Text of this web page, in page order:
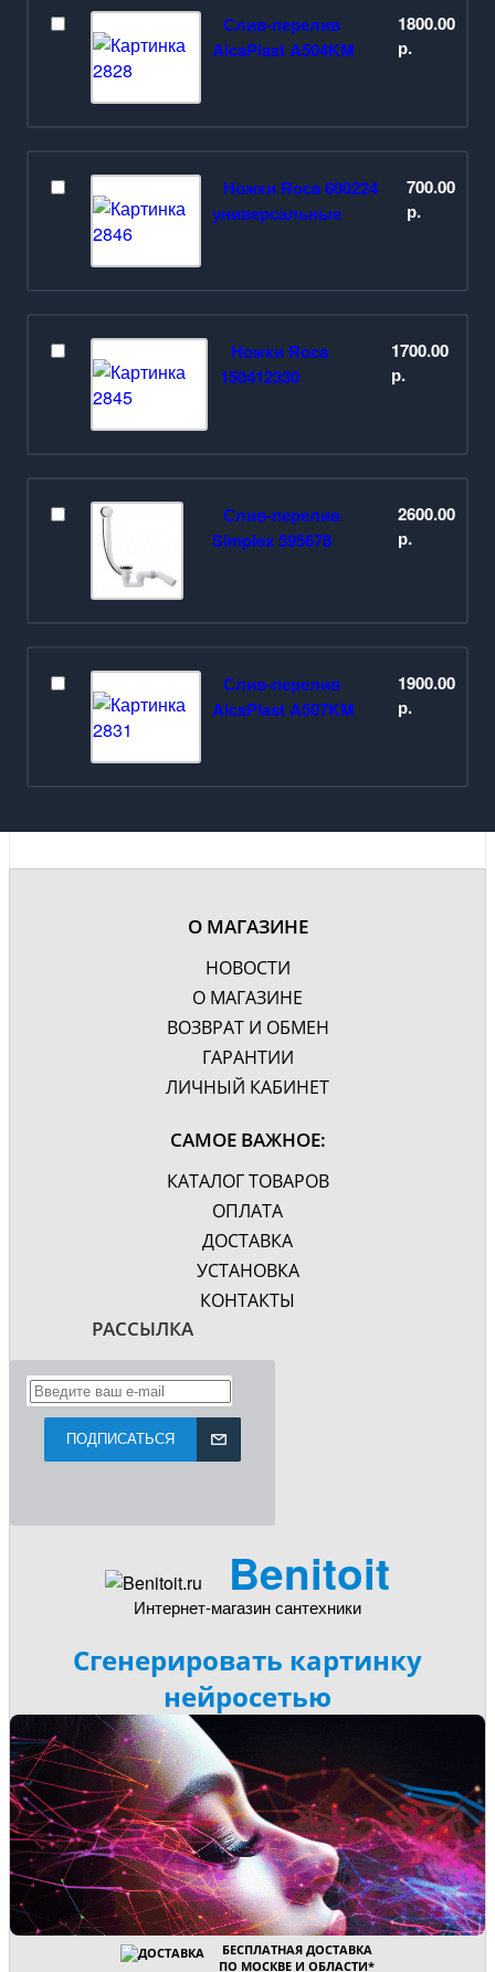
Материал
Вид установки Пристенная
Антискользящее
Гарантия, лет 10
Слив-перелив
AlcaPlast A504KM
1800.00
р.
Ножки Roca 600224
универсальные
700.00
р.
Ножки Roca
150412330
1700.00
р.
Слив-перелив
Simplex 595678
2600.00
р.
Слив-перелив
AlcaPlast A507KM
1900.00
р.
О МАГАЗИНЕ
НОВОСТИ
О МАГАЗИНЕ
ВОЗВРАТ И ОБМЕН
ГАРАНТИИ
ЛИЧНЫЙ КАБИНЕТ
САМОЕ ВАЖНОЕ:
КАТАЛОГ ТОВАРОВ
ОПЛАТА
ДОСТАВКА
УСТАНОВКА
КОНТАКТЫ
РАССЫЛКА
ПОДПИСАТЬСЯ
Benitoit
Интернет-магазин сантехники
Сгенерировать картинку
нейросетью
БЕСПЛАТНАЯ ДОСТАВКА
ПО МОСКВЕ И ОБЛАСТИ*